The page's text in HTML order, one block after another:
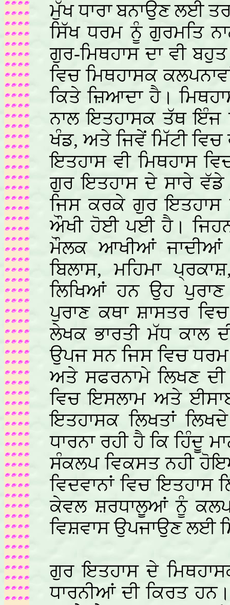
ਮੁੱਖ ਧਾਰਾ ਬਨਾਉਣ ਲਈ
ਸਿੱਖ ਧਰਮ ਨੂੰ ਗੁਰਮਤਿ
ਗੁਰ-ਮਿਥਹਾਸ ਦਾ ਵੀ
ਵਿਚ ਮਿਥਹਾਸਕ
ਕਿਤੇ ਜ਼ਿਆਦਾ ਹੈ।
ਨਾਲ ਇਤਹਾਸਕ ਤੱਥ ਇੰਜ
ਖੰਡ, ਅਤੇ ਜਿਵੇਂ ਮਿੱਟੀ
ਇਤਹਾਸ ਵੀ ਮਿਥਹਾਸ
ਗੁਰ ਇਤਹਾਸ ਦੇ ਸਾਰੇ ਵੱਡੇ
ਜਿਸ ਕਰਕੇ ਗੁਰ ਇਤਹਾਸ
ਔਖੀ ਹੋਈ ਪਈ ਹੈ।
ਮੌਲਕ ਆਖੀਆਂ ਜਾਦੀਆਂ
ਬਿਲਾਸ, ਮਹਿਮਾ
ਲਿਖਿਆਂ ਹਨ ਉਹ
ਪੁਰਾਣ ਕਥਾ ਸ਼ਾਸਤਰ
ਲੇਖਕ ਭਾਰਤੀ ਮੱਧ ਕਾਲ
ਉਪਜ ਸਨ ਜਿਸ ਵਿਚ
ਅਤੇ ਸਫਰਨਾਮੇ ਲਿਖਣ
ਵਿਚ ਇਸਲਾਮ ਅਤੇ
ਇਤਹਾਸਕ ਲਿਖਤਾਂ
ਧਾਰਨਾ ਰਹੀ ਹੈ ਕਿ ਹਿੰਦੂ
ਸੰਕਲਪ ਵਿਕਸਤ ਨਹੀ
ਵਿਦਵਾਨਾਂ ਵਿਚ ਇਤਹਾਸ
ਕੇਵਲ ਸ਼ਰਧਾਲੂਆਂ ਨੂੰ
ਵਿਸ਼ਵਾਸ ਉਪਜਾਉਣ ਲਈ
ਗੁਰ ਇਤਹਾਸ ਦੇ
ਧਾਰਨੀਆਂ ਦੀ ਕਿਰਤ